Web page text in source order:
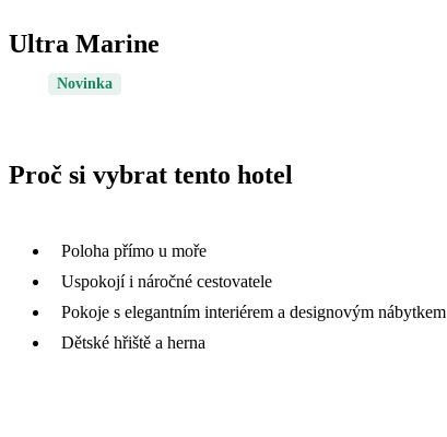
Ultra Marine
Novinka
Proč si vybrat tento hotel
Poloha přímo u moře
Uspokojí i náročné cestovatele
Pokoje s elegantním interiérem a designovým nábytkem
Dětské hřiště a herna